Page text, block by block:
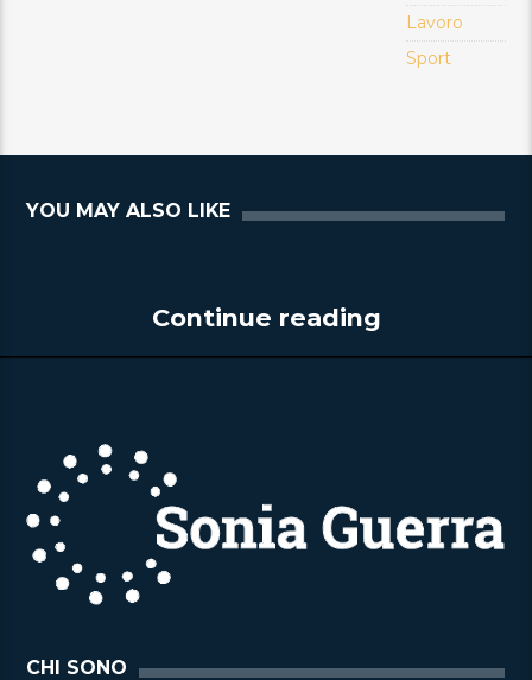
Lavoro
Sport
YOU MAY ALSO LIKE
Continue reading
CHI SONO